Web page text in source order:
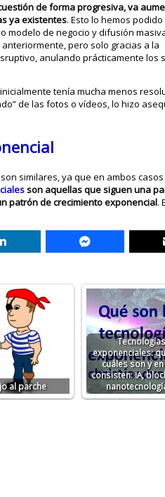
de forma progresiva, va
ya existentes. Esto lo hemos
modelo de negocio y difusión
pero solo gracias a la
anulando prácticamente los
tenía mucha menos
de las fotos o vídeos, lo hizo
son similares, ya que en ambos
son aquellas que siguen una
patrón de crecimiento exponencial.
al parche
Tecnologías
exponenciales:
cuáles son y
consisten: IA,